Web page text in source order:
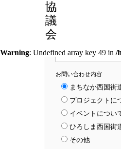
協
議
会
Warning: Undefined array key 49 in /
お問い合わせ内容
まちなか西国街
プロジェクトに
イベントについ
ひろしま西国街
その他